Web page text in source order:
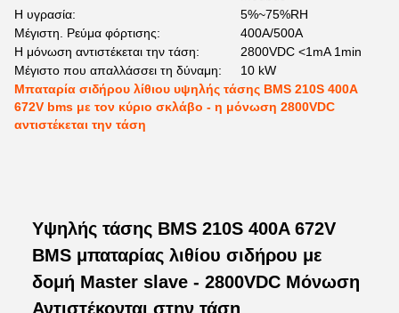
Η υγρασία:
5%~75%RH
Μέγιστη. Ρεύμα φόρτισης:
400A/500A
Η μόνωση αντιστέκεται την τάση:
2800VDC <1mA 1min
Μέγιστο που απαλλάσσει τη δύναμη:
10 kW
Μπαταρία σιδήρου λίθιου υψηλής τάσης BMS 210S 400A
672V bms με τον κύριο σκλάβο - η μόνωση 2800VDC
αντιστέκεται την τάση
Υψηλής τάσης BMS 210S 400A 672V
BMS μπαταρίας λιθίου σιδήρου με
δομή Master slave - 2800VDC Μόνωση
Αντιστέκονται στην τάση